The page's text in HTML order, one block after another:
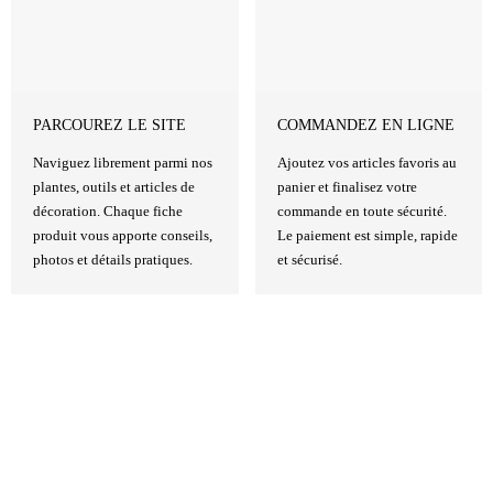
PARCOUREZ LE SITE
Naviguez librement parmi nos
plantes, outils et articles de
décoration. Chaque fiche
produit vous apporte conseils,
photos et détails pratiques.
COMMANDEZ EN LIGNE
Ajoutez vos articles favoris au
panier et finalisez votre
commande en toute sécurité.
Le paiement est simple, rapide
et sécurisé.